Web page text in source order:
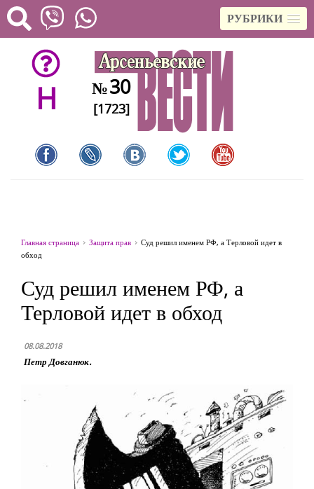
РУБРИКИ
H №30
[1723]
Главная страница Защита прав
Суд решил именем РФ, а Терловой идет в
обход
Суд решил именем РФ, а
Терловой идет в обход
08.08.2018
Петр Довганюк.